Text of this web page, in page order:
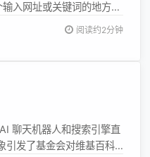
入网址或关键词的地方，
（高版）”与
阅读约2分钟
聊天机器人和搜索引擎直
引发了基金会对维基百科